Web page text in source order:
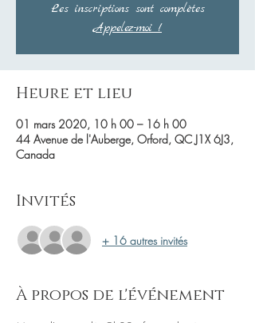
Les inscriptions sont complètes
Appelez-moi !
Heure et lieu
01 mars 2020, 10 h 00 – 16 h 00
44 Avenue de l'Auberge, Orford, QC J1X 6J3,
Canada
Invités
+ 16 autres invités
À propos de l'événement